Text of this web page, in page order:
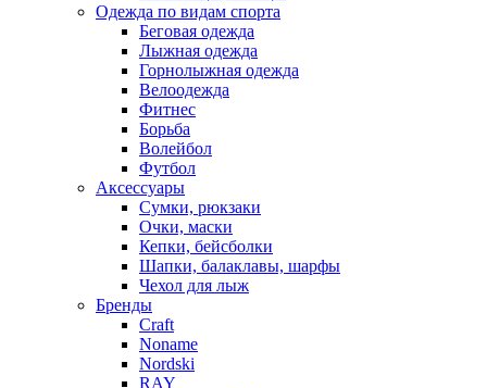
Одежда по видам спорта
Беговая одежда
Лыжная одежда
Горнолыжная одежда
Велоодежда
Фитнес
Борьба
Волейбол
Футбол
Аксессуары
Сумки, рюкзаки
Очки, маски
Кепки, бейсболки
Шапки, балаклавы, шарфы
Чехол для лыж
Бренды
Craft
Noname
Nordski
RAY